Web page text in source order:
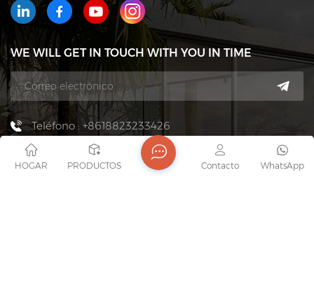
WE WILL GET IN TOUCH WITH YOU IN TIME
Teléfono : +8618823233426
Correo electrónico : export7@junaobao.com
WhatsApp : +8618823233426
HOGAR PRODUCTOS WhatsApp
Contacto